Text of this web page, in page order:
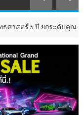
ยกระดับคุณภาพชีวิต ‘เด็